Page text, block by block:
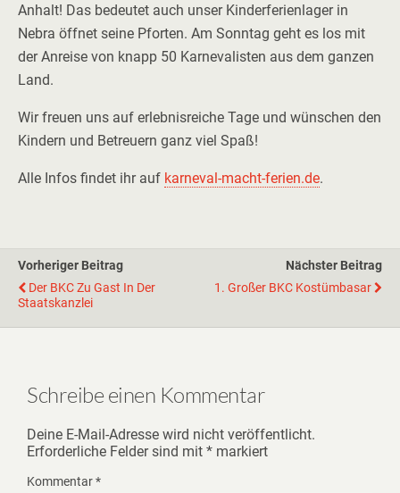
Anhalt! Das bedeutet auch unser Kinderferienlager in
Nebra öffnet seine Pforten. Am Sonntag geht es los mit
der Anreise von knapp 50 Karnevalisten aus dem ganzen
Land.
Wir freuen uns auf erlebnisreiche Tage und wünschen den
Kindern und Betreuern ganz viel Spaß!
Alle Infos findet ihr auf karneval-macht-ferien.de.
Vorheriger Beitrag
Der BKC Zu Gast In Der
Staatskanzlei
Nächster Beitrag
1. Großer BKC Kostümbasar
Schreibe einen Kommentar
Deine E-Mail-Adresse wird nicht veröffentlicht.
Erforderliche Felder sind mit * markiert
Kommentar*